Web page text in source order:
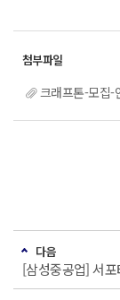
크래프톤-모집-
다음
[삼성중공업] 서